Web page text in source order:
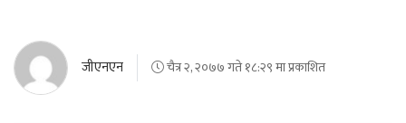
जीएनएन चैत्र २, २०७७ गते १८:२९ मा प्रकाशित